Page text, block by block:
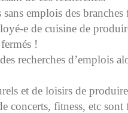
emplois des branches
e de cuisine de
!
recherches d’emplois
et de loisirs de
concerts, fitness, etc sont